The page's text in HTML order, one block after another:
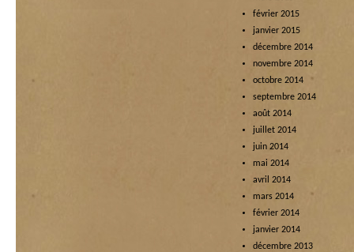
février 2015
janvier 2015
décembre 2014
novembre 2014
octobre 2014
septembre 2014
août 2014
juillet 2014
juin 2014
mai 2014
avril 2014
mars 2014
février 2014
janvier 2014
décembre 2013